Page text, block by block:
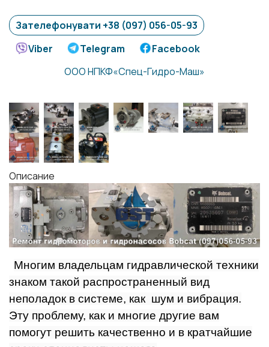
Зателефонувати +38 (097) 056-05-93
Viber
Telegram
Facebook
ООО НПКФ«Спец-Гидро-Маш»
Описание
Многим владельцам гидравлической техники
знаком такой распространенный вид
неполадок в системе, как шум и вибрация.
Эту проблему, как и многие другие вам
помогут решить качественно и в кратчайшие